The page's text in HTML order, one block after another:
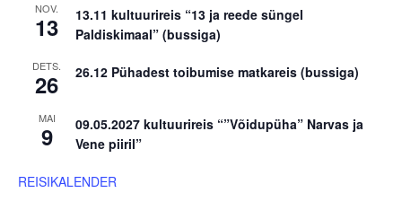
NOV.
13
13.11 kultuurireis “13 ja reede süngel
Paldiskimaal” (bussiga)
DETS.
26 26.12 Pühadest toibumise matkareis (bussiga)
MAI
9
09.05.2027 kultuurireis “”Võidupüha” Narvas ja
Vene piiril”
REISIKALENDER